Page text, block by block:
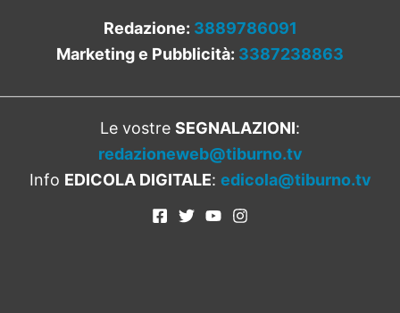
Redazione: 3889786091
Marketing e Pubblicità: 3387238863
Le vostre SEGNALAZIONI:
redazioneweb@tiburno.tv
Info EDICOLA DIGITALE: edicola@tiburno.tv